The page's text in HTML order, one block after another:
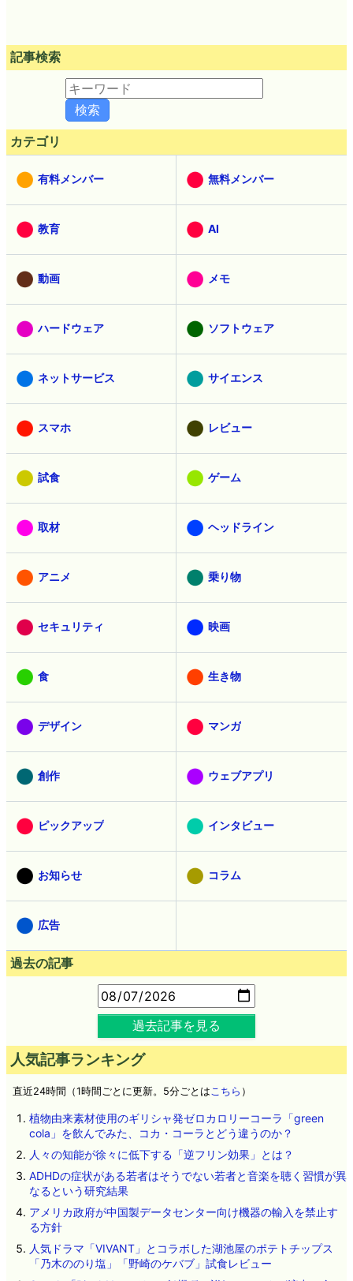
記事検索
カテゴリ
有料メンバー 無料メンバー
教育 AI
動画 メモ
ハードウェア ソフトウェア
ネットサービス サイエンス
スマホ レビュー
試食 ゲーム
取材 ヘッドライン
アニメ 乗り物
セキュリティ 映画
食 生き物
デザイン マンガ
創作 ウェブアプリ
ピックアップ インタビュー
お知らせ コラム
広告
過去の記事
過去記事を見る
人気記事ランキング
直近24時間（1時間ごとに更新。5分ごとは こちら ）
植物由来素材使用のギリシャ発ゼロカロリーコーラ「green
cola」を飲んでみた、コカ・コーラとどう違うのか？
人々の知能が徐々に低下する「逆フリン効果」とは？
ADHDの症状がある若者はそうでない若者と音楽を聴く習慣が異
なるという研究結果
アメリカ政府が中国製データセンター向け機器の輸入を禁止す
る方針
人気ドラマ「VIVANT」とコラボした湖池屋のポテトチップス
「乃木ののり塩」「野崎のケバブ」試食レビュー